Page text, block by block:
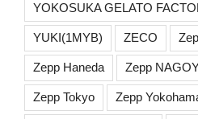
YOKOSUKA GELATO
YUKI(1MYB) ZECO
Zepp Haneda Zepp
Zepp Tokyo Zepp